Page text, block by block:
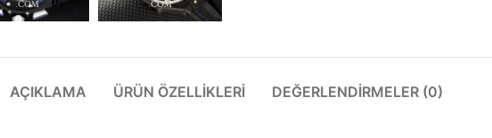
AÇIKLAMA ÜRÜN ÖZELLIKLERI DEĞERLENDIRMELER (0)